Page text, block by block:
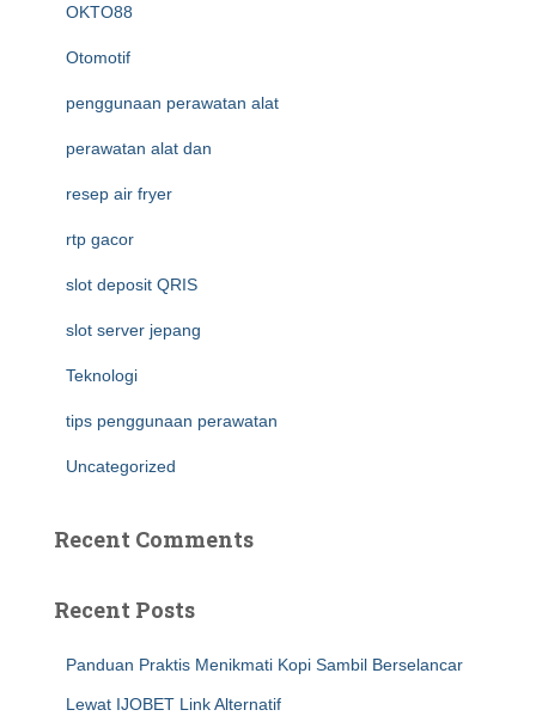
OKTO88
Otomotif
penggunaan perawatan alat
perawatan alat dan
resep air fryer
rtp gacor
slot deposit QRIS
slot server jepang
Teknologi
tips penggunaan perawatan
Uncategorized
Recent Comments
Recent Posts
Panduan Praktis Menikmati Kopi Sambil Berselancar
Lewat IJOBET Link Alternatif